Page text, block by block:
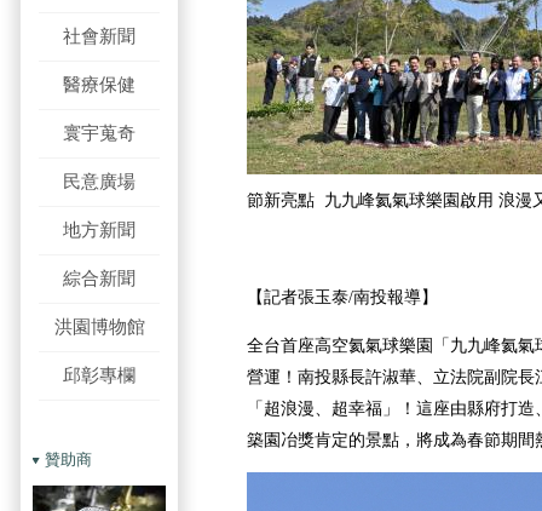
社會新聞
醫療保健
寰宇蒐奇
民意廣場
地方新聞
綜合新聞
洪園博物館
邱彰專欄
贊助商
節新亮點 九九峰氦氣球樂園啟用 浪漫
【記者張玉泰/南投報導】
全台首座高空氦氣球樂園「九九峰氦氣
營運！南投縣長許淑華、立法院副院
「超浪漫、超幸福」！這座由縣府打
築園冶獎肯定的景點，將成為春節期間